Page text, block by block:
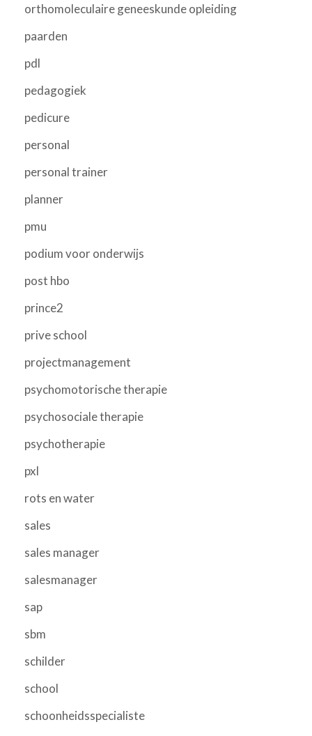
orthomoleculaire geneeskunde opleiding
paarden
pdl
pedagogiek
pedicure
personal
personal trainer
planner
pmu
podium voor onderwijs
post hbo
prince2
prive school
projectmanagement
psychomotorische therapie
psychosociale therapie
psychotherapie
pxl
rots en water
sales
sales manager
salesmanager
sap
sbm
schilder
school
schoonheidsspecialiste